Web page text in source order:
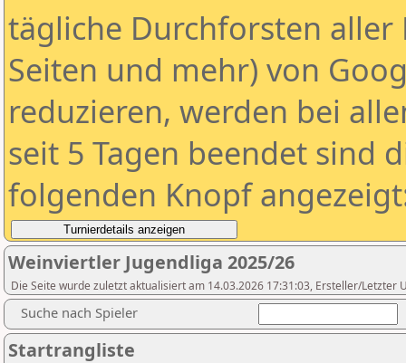
tägliche Durchforsten aller
Seiten und mehr) von
reduzieren, werden bei
seit 5 Tagen beendet sind
folgenden Knopf
Weinviertler Jugendliga 2025/26
Die Seite wurde zuletzt aktualisiert am 14.03.2026 17:31:03, Ersteller/Letzter
Suche nach Spieler
Startrangliste